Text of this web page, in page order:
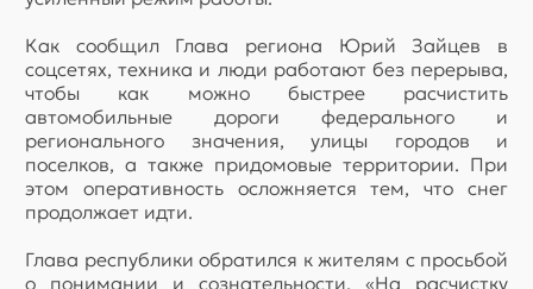
Как сообщил Глава региона Юрий Зайцев в
соцсетях, техника и люди работают без перерыва,
чтобы как можно быстрее расчистить
автомобильные дороги федерального и
регионального значения, улицы городов и
поселков, а также придомовые территории. При
этом оперативность осложняется тем, что снег
продолжает идти.
Глава республики обратился к жителям с просьбой
о понимании и сознательности. «На расчистку